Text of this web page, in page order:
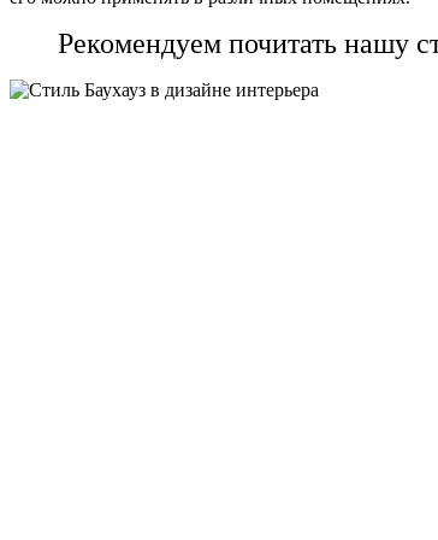
Рекомендуем почитать нашу